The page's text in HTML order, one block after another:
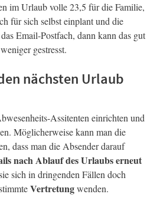
im Urlaub volle 23,5 für die Familie,
für sich selbst einplant und die
Email-Postfach, dann kann das gut
gestresst.
nächsten Urlaub
Assitenten einrichten und
Möglicherweise kann man die
dass man die Absender darauf
nach Ablauf des Urlaubs erneut
sich in dringenden Fällen doch
Vertretungwenden.